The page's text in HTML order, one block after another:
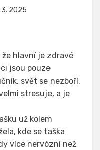
3. 2025
hlavní je zdravé
jsou pouze
svět se nezboří.
stresuje, a je
už kolem
kde se taška
více nervózní než